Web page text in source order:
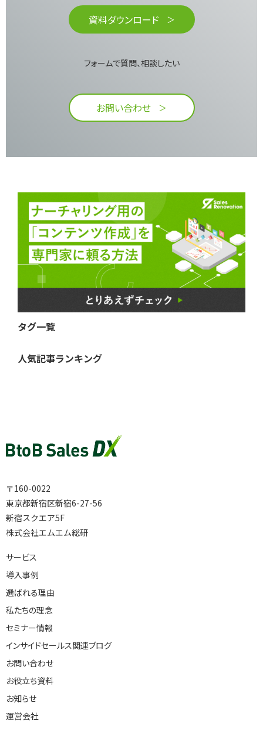
資料ダウンロード
フォームで質問、相談したい
お問い合わせ
タグ一覧
人気記事ランキング
〒160-0022
東京都新宿区新宿6-27-56
新宿スクエア5F
株式会社エムエム総研
サービス
導入事例
選ばれる理由
私たちの理念
セミナー情報
インサイドセールス関連ブログ
お問い合わせ
お役立ち資料
お知らせ
運営会社